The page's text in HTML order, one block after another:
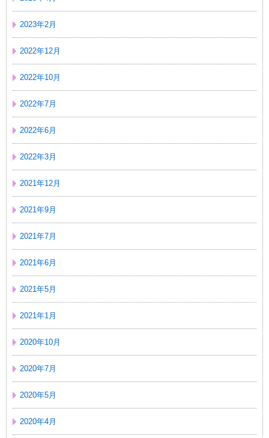
2023年2月
2022年12月
2022年10月
2022年7月
2022年6月
2022年3月
2021年12月
2021年9月
2021年7月
2021年6月
2021年5月
2021年1月
2020年10月
2020年7月
2020年5月
2020年4月